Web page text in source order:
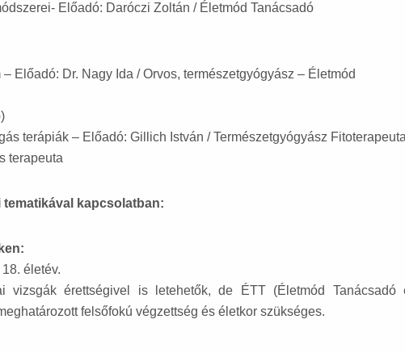
Előadó: Daróczi Zoltán / Életmód Tanácsadó
Előadó: Dr. Nagy Ida / Orvos, természetgyógyász – Életmód
terápiák – Előadó: Gillich István / Természetgyógyász Fitoterapeuta
terapeuta
kapcsolatban:
életév.
vizsgák érettségivel is letehetők, de ÉTT (Életmód Tanácsadó
felsőfokú végzettség és életkor szükséges.